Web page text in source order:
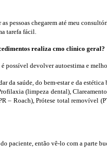
pessoas chegarem até meu
tarefa fácil.
realiza cmo clínico geral?
possível devolver autoestima e
da saúde, do bem-estar e da
(limpeza dental),
– Roach), Prótese total
paciente, então vê-lo com a parte